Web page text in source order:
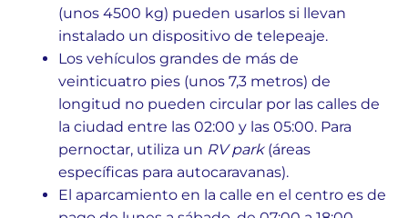
(unos 4500 kg) pueden usarlos si llevan
instalado un dispositivo de telepeaje.
Los vehículos grandes de más de
veinticuatro pies (unos 7,3 metros) de
longitud no pueden circular por las calles de
la ciudad entre las 02:00 y las 05:00. Para
pernoctar, utiliza un RV park(áreas
específicas para autocaravanas).
El aparcamiento en la calle en el centro es de